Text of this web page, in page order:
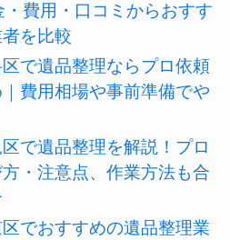
・費用・口コミからおすす
を比較
で遺品整理ならプロ依頼
費用相場や事前準備でや
で遺品整理を解説！プロ
・注意点、作業方法も合
でおすすめの遺品整理業